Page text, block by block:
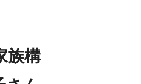
族構